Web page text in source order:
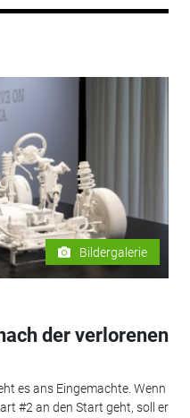
Bildergalerie
der verlorenen
es ans Eingemachte. Wenn
#2 an den Start geht, soll er